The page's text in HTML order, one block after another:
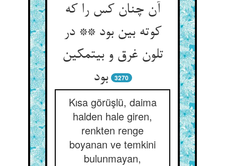
آن چنان کس را که
کوته بین بود ** در
تلون غرق و بی‏تمکین
بود
3270
Kısa görüşlü, daima
halden hale giren,
renkten renge
boyanan ve temkini
bulunmayan,